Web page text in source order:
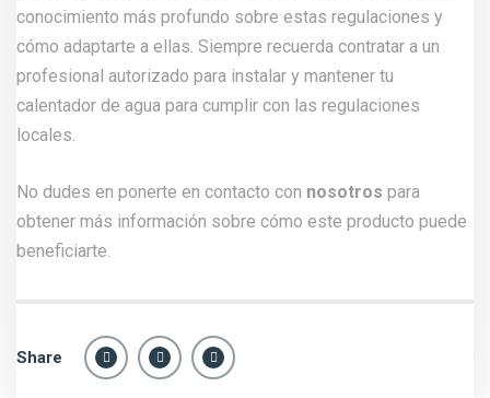
conocimiento más profundo sobre estas regulaciones y
cómo adaptarte a ellas. Siempre recuerda contratar a un
profesional autorizado para instalar y mantener tu
calentador de agua para cumplir con las regulaciones
locales.
No dudes en ponerte en contacto con nosotros para
obtener más información sobre cómo este producto puede
beneficiarte.
Share